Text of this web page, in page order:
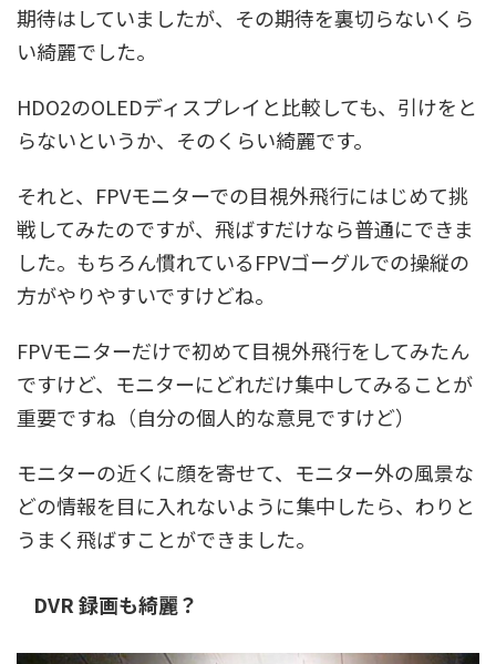
期待はしていましたが、その期待を裏切らないくら
い綺麗でした。
HDO2のOLEDディスプレイと比較しても、引けをと
らないというか、そのくらい綺麗です。
それと、FPVモニターでの目視外飛行にはじめて挑
戦してみたのですが、飛ばすだけなら普通にできま
した。もちろん慣れているFPVゴーグルでの操縦の
方がやりやすいですけどね。
FPVモニターだけで初めて目視外飛行をしてみたん
ですけど、モニターにどれだけ集中してみることが
重要ですね（自分の個人的な意見ですけど）
モニターの近くに顔を寄せて、モニター外の風景な
どの情報を目に入れないように集中したら、わりと
うまく飛ばすことができました。
DVR 録画も綺麗？